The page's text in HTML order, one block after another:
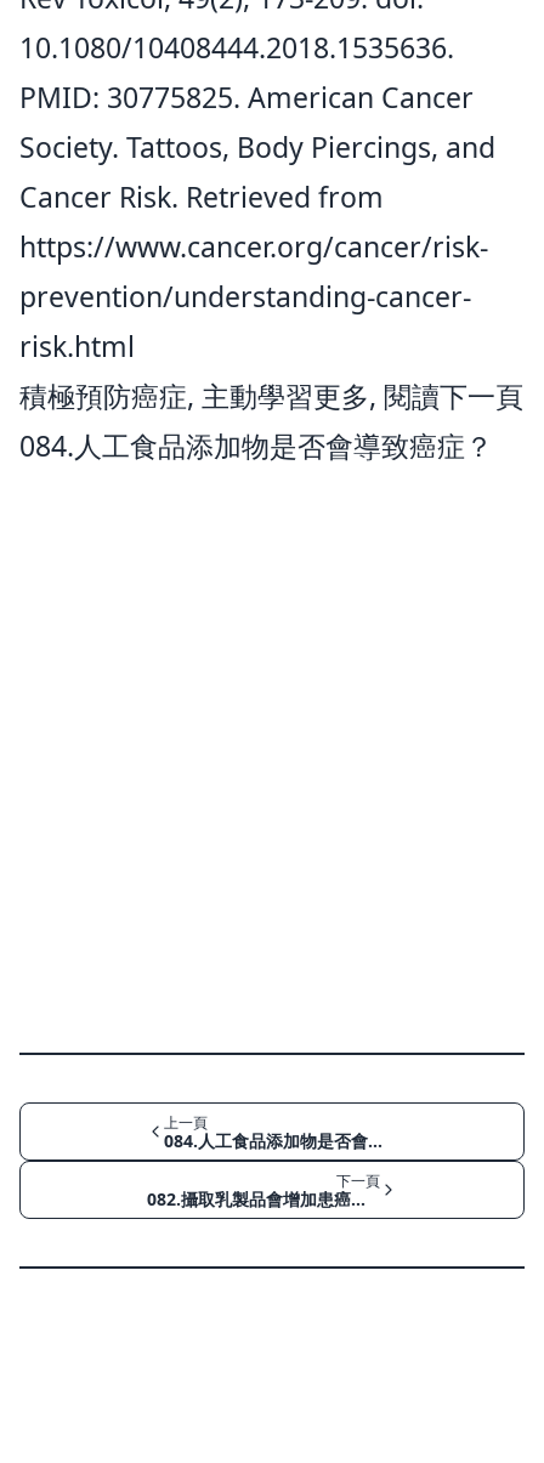
10.1080/10408444.2018.1535636.
PMID: 30775825. American Cancer
Society. Tattoos, Body Piercings, and
Cancer Risk. Retrieved from
https://www.cancer.org/cancer/risk-
prevention/understanding-cancer-
risk.html
積極預防癌症, 主動學習更多, 閱讀下一頁
084.人工食品添加物是否會導致癌症？
上一頁
084.人工食品添加物是否會導致癌症？
下一頁
082.攝取乳製品會增加患癌風險嗎？